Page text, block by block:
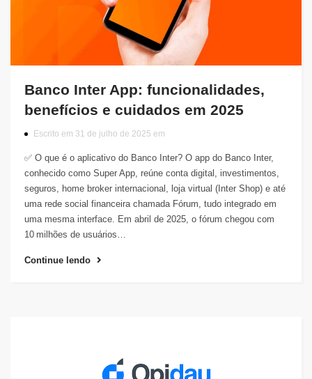
Banco Inter App: funcionalidades,
benefícios e cuidados em 2025
Escrito em 31 de julho de 2025 em
✅ O que é o aplicativo do Banco Inter? O app do Banco Inter,
conhecido como Super App, reúne conta digital, investimentos,
seguros, home broker internacional, loja virtual (Inter Shop) e até
uma rede social financeira chamada Fórum, tudo integrado em
uma mesma interface. Em abril de 2025, o fórum chegou com
10 milhões de usuários…
Continue lendo